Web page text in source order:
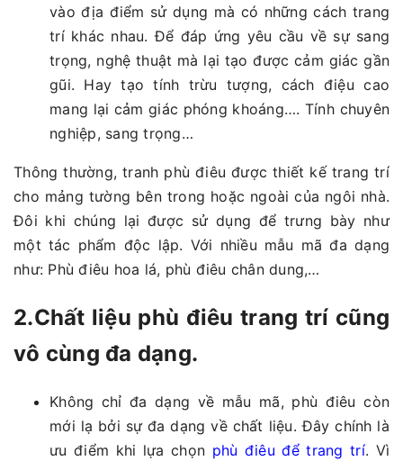
vào địa điểm sử dụng mà có những cách trang
trí khác nhau. Để đáp ứng yêu cầu về sự sang
trọng, nghệ thuật mà lại tạo được cảm giác gần
gũi. Hay tạo tính trừu tượng, cách điệu cao
mang lại cảm giác phóng khoáng…. Tính chuyên
nghiệp, sang trọng…
Thông thường, tranh phù điêu được thiết kế trang trí
cho mảng tường bên trong hoặc ngoài của ngôi nhà.
Đôi khi chúng lại được sử dụng để trưng bày như
một tác phẩm độc lập. Với nhiều mẫu mã đa dạng
như: Phù điêu hoa lá, phù điêu chân dung,…
2.Chất liệu phù điêu trang trí cũng
vô cùng đa dạng.
Không chỉ đa dạng về mẫu mã, phù điêu còn
mới lạ bởi sự đa dạng về chất liệu. Đây chính là
ưu điểm khi lựa chọn phù điêu để trang trí. Vì